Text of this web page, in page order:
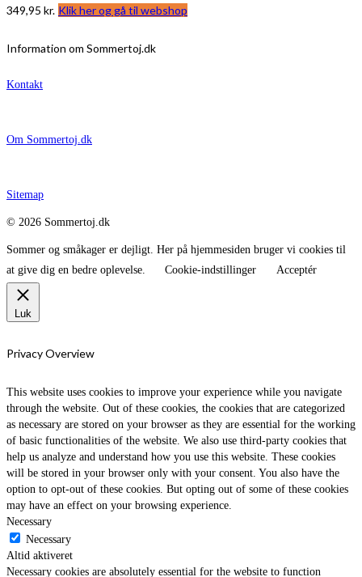
349,95 kr. Klik her og gå til webshop
Information om Sommertoj.dk
Kontakt
Om Sommertoj.dk
Sitemap
© 2026 Sommertoj.dk
Sommer og småkager er dejligt. Her på hjemmesiden bruger vi cookies til
at give dig en bedre oplevelse.
Cookie-indstillinger Acceptér
Luk
Privacy Overview
This website uses cookies to improve your experience while you navigate
through the website. Out of these cookies, the cookies that are categorized
as necessary are stored on your browser as they are essential for the working
of basic functionalities of the website. We also use third-party cookies that
help us analyze and understand how you use this website. These cookies
will be stored in your browser only with your consent. You also have the
option to opt-out of these cookies. But opting out of some of these cookies
may have an effect on your browsing experience.
Necessary
Necessary
Altid aktiveret
Necessary cookies are absolutely essential for the website to function